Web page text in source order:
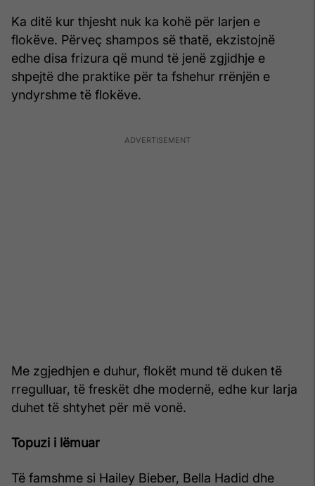
Ka ditë kur thjesht nuk ka kohë për larjen e
flokëve. Përveç shampos së thatë, ekzistojnë
edhe disa frizura që mund të jenë zgjidhje e
shpejtë dhe praktike për ta fshehur rrënjën e
yndyrshme të flokëve.
Me zgjedhjen e duhur, flokët mund të duken të
rregulluar, të freskët dhe modernë, edhe kur larja
duhet të shtyhet për më vonë.
Topuzi i lëmuar
Të famshme si Hailey Bieber, Bella Hadid dhe